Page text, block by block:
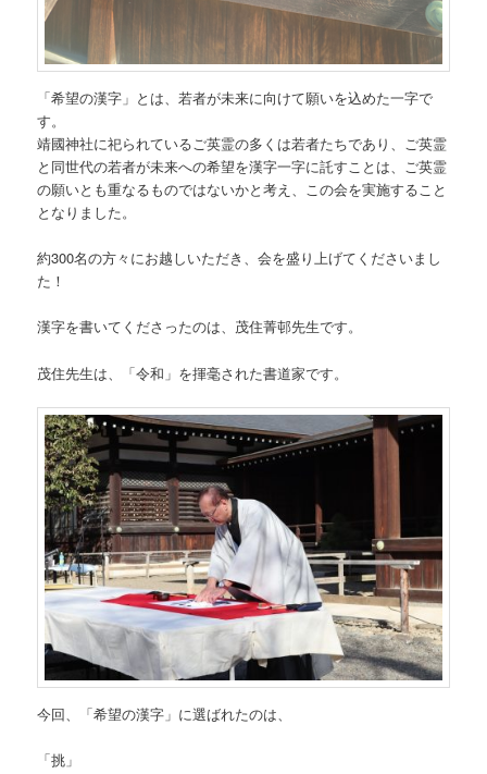
「希望の漢字」とは、若者が未来に向けて願いを込めた一字で
す。
靖國神社に祀られているご英霊の多くは若者たちであり、ご英霊
と同世代の若者が未来への希望を漢字一字に託すことは、ご英霊
の願いとも重なるものではないかと考え、この会を実施すること
となりました。
約300名の方々にお越しいただき、会を盛り上げてくださいまし
た！
漢字を書いてくださったのは、茂住菁邨先生です。
茂住先生は、「令和」を揮毫された書道家です。
今回、「希望の漢字」に選ばれたのは、
「挑」